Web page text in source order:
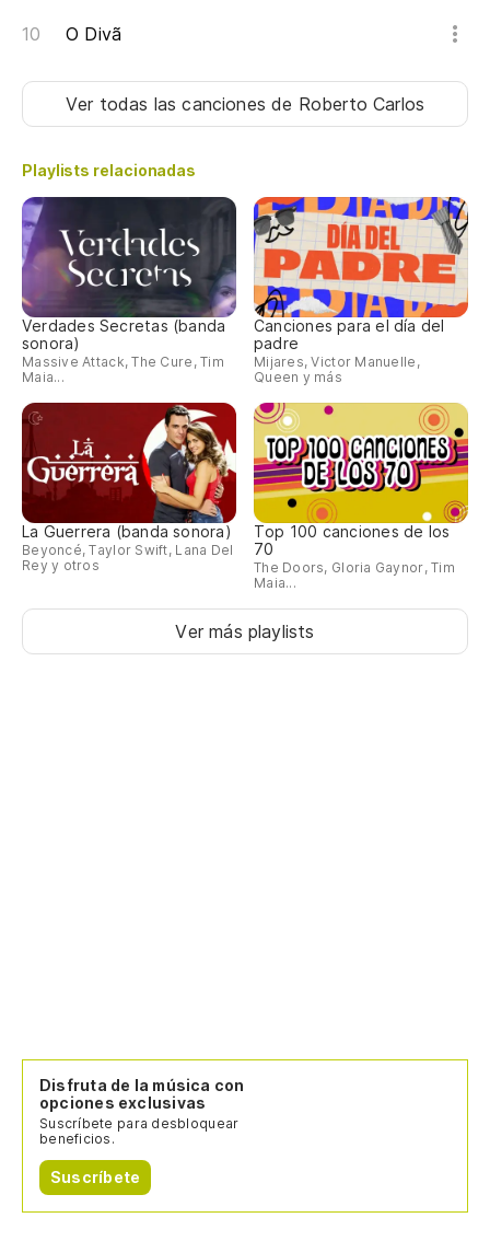
O Divã
Ver todas las cancionesde Roberto Carlos
Playlists relacionadas
Verdades Secretas (banda
sonora)
Massive Attack, The Cure, Tim
Maia...
Canciones para el día del
padre
Mijares, Victor Manuelle,
Queen y más
La Guerrera (banda sonora)
Beyoncé, Taylor Swift, Lana Del
Rey y otros
Top 100 canciones de los
70
The Doors, Gloria Gaynor, Tim
Maia...
Ver más playlists
Disfruta de la música con
opciones exclusivas
Suscríbete para desbloquear
beneficios.
Suscríbete